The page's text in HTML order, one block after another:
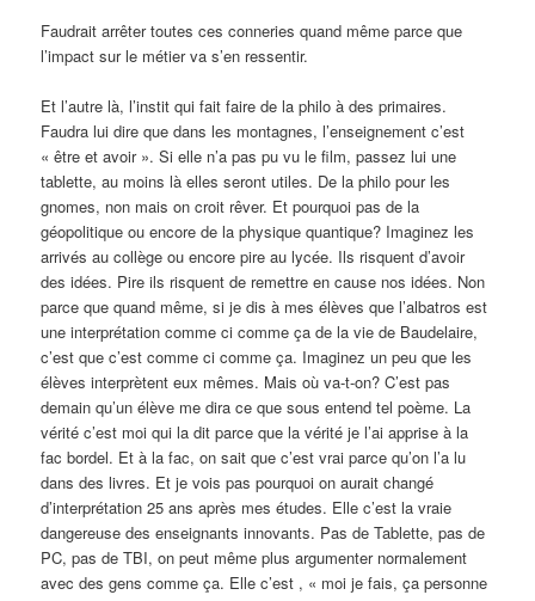
Faudrait arrêter toutes ces conneries quand même parce que
l’impact sur le métier va s’en ressentir.
Et l’autre là, l’instit qui fait faire de la philo à des primaires.
Faudra lui dire que dans les montagnes, l’enseignement c’est
« être et avoir ». Si elle n’a pas pu vu le film, passez lui une
tablette, au moins là elles seront utiles. De la philo pour les
gnomes, non mais on croit rêver. Et pourquoi pas de la
géopolitique ou encore de la physique quantique? Imaginez les
arrivés au collège ou encore pire au lycée. Ils risquent d’avoir
des idées. Pire ils risquent de remettre en cause nos idées. Non
parce que quand même, si je dis à mes élèves que l’albatros est
une interprétation comme ci comme ça de la vie de Baudelaire,
c’est que c’est comme ci comme ça. Imaginez un peu que les
élèves interprètent eux mêmes. Mais où va-t-on? C’est pas
demain qu’un élève me dira ce que sous entend tel poème. La
vérité c’est moi qui la dit parce que la vérité je l’ai apprise à la
fac bordel. Et à la fac, on sait que c’est vrai parce qu’on l’a lu
dans des livres. Et je vois pas pourquoi on aurait changé
d’interprétation 25 ans après mes études. Elle c’est la vraie
dangereuse des enseignants innovants. Pas de Tablette, pas de
PC, pas de TBI, on peut même plus argumenter normalement
avec des gens comme ça. Elle c’est , « moi je fais, ça personne